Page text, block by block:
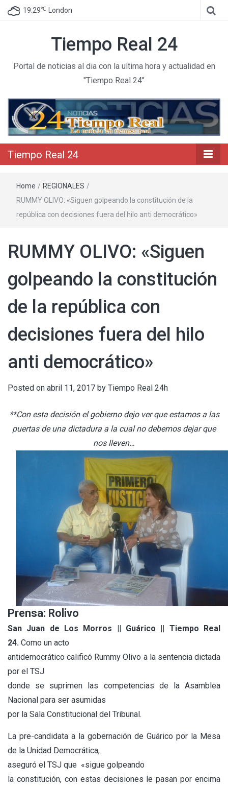
19.29℃ London
Tiempo Real 24
Portal de noticias al dia con la ultima hora y actualidad en
"Tiempo Real 24"
Tiempo Real 24
Home / REGIONALES /
RUMMY OLIVO: «Siguen golpeando la constitución de la
república con decisiones fuera del hilo anti democrático»
RUMMY OLIVO: «Siguen
golpeando la constitución
de la república con
decisiones fuera del hilo
anti democrático»
Posted on abril 11, 2017 by Tiempo Real 24h
**Con esta decisión el gobierno dejo ver que estamos a las
puertas de una dictadura a la cual no debemos dejar que
nos lleven…
Prensa: Rolivo
San Juan de Los Morros || Guárico || Tiempo Real
24. Como un acto
antidemocrático calificó Rummy Olivo a la sentencia dictada
por el TSJ
donde se suprimen las competencias de la Asamblea
Nacional para ser asumidas
por la Sala Constitucional del Tribunal.
La pre-candidata a la gobernación de Guárico por la Mesa
de la Unidad Democrática,
aseguró el TSJ que «sigue golpeando
la constitución, con estas decisiones le pasan por encima